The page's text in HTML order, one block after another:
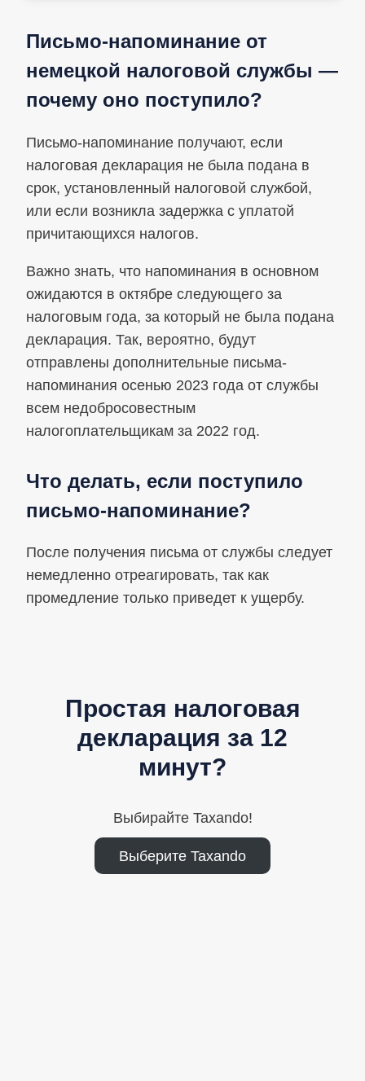
Письмо-напоминание от
немецкой налоговой службы —
почему оно поступило?
Письмо-напоминание получают, если
налоговая декларация не была подана в
срок, установленный налоговой службой,
или если возникла задержка с уплатой
причитающихся налогов.
Важно знать, что напоминания в основном
ожидаются в октябре следующего за
налоговым года, за который не была подана
декларация. Так, вероятно, будут
отправлены дополнительные письма-
напоминания осенью 2023 года от службы
всем недобросовестным
налогоплательщикам за 2022 год.
Что делать, если поступило
письмо-напоминание?
После получения письма от службы следует
немедленно отреагировать, так как
промедление только приведет к ущербу.
Простая налоговая
декларация за 12
минут?
Выбирайте Taxando!
Выберите Taxando